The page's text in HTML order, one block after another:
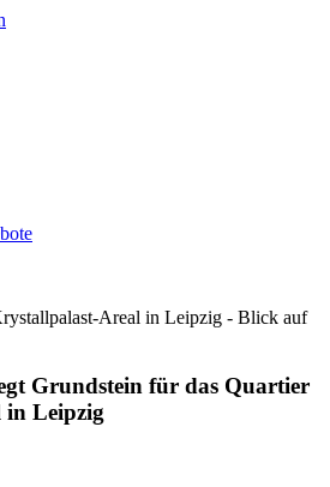
Grundstein für das Quartier
Leipzig